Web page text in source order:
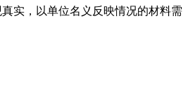
实，以单位名义反映情况的材料需